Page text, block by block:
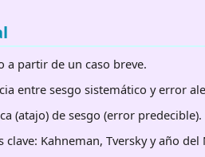
a partir de un caso breve.
entre sesgo sistemático y error
(atajo) de sesgo (error predecible).
Kahneman, Tversky y año del